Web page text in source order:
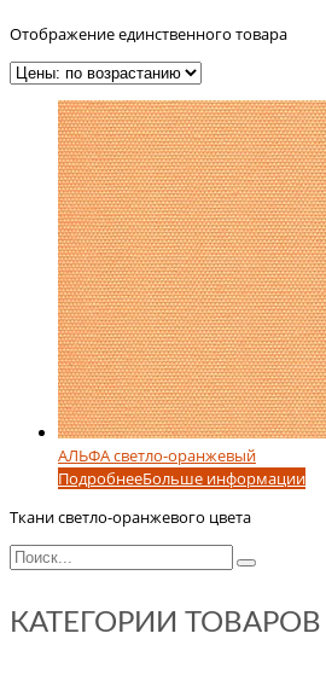
Отображение единственного товара
АЛЬФА светло-оранжевый
ПодробнееБольше информации
Ткани светло-оранжевого цвета
КАТЕГОРИИ ТОВАРОВ